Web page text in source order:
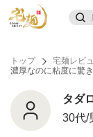
トップ 宅麺レビ
濃厚なのに粘度に驚き
タダ
30代/